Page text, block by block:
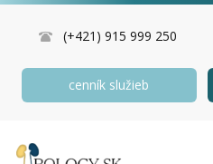
(+421) 915 999 250
cenník služieb